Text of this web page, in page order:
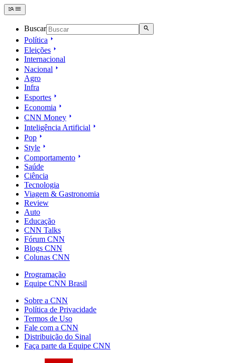
Buscar
Política
Eleições
Internacional
Nacional
Agro
Infra
Esportes
Economia
CNN Money
Inteligência Artificial
Pop
Style
Comportamento
Saúde
Ciência
Tecnologia
Viagem & Gastronomia
Review
Auto
Educação
CNN Talks
Fórum CNN
Blogs CNN
Colunas CNN
Programação
Equipe CNN Brasil
Sobre a CNN
Política de Privacidade
Termos de Uso
Fale com a CNN
Distribuição do Sinal
Faça parte da Equipe CNN